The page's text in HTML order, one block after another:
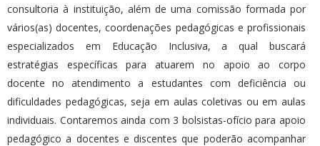
consultoria à instituição, além de uma comissão formada por
vários(as) docentes, coordenações pedagógicas e profissionais
especializados em Educação Inclusiva, a qual buscará
estratégias específicas para atuarem no apoio ao corpo
docente no atendimento a estudantes com deficiência ou
dificuldades pedagógicas, seja em aulas coletivas ou em aulas
individuais. Contaremos ainda com 3 bolsistas-ofício para apoio
pedagógico a docentes e discentes que poderão acompanhar